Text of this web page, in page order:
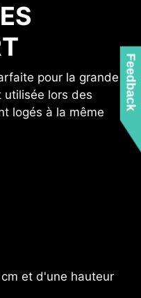
pour la grande
lors des
logés à la même
et d'une hauteur
Feedback